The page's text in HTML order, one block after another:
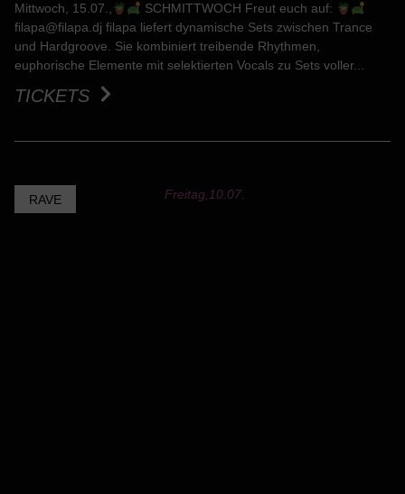
Mittwoch, 15.07.,
SCHMITTWOCH Freut euch auf:
filapa@filapa.dj filapa liefert dynamische Sets zwischen Trance
und Hardgroove. Sie kombiniert treibende Rhythmen,
euphorische Elemente mit selektierten Vocals zu Sets voller...
TICKETS
RAVE Freitag, 10.07.